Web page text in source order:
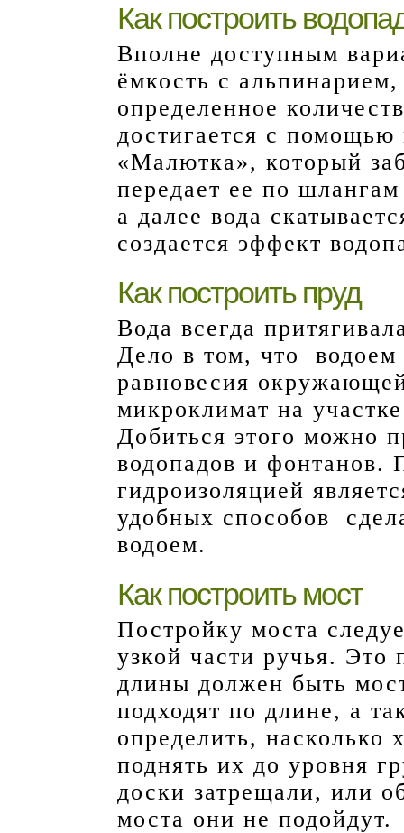
Как построить
Вполне доступным
ёмкость с
определенное
достигается с
«Малютка», который
передает ее по
а далее вода
создается эффект
Как построить пруд
Вода всегда
Дело в том, что водоем
равновесия
микроклимат на
Добиться этого можно
водопадов и фонтанов.
гидроизоляцией
удобных способов
водоем.
Как построить мост
Постройку моста
узкой части ручья. Это
длины должен быть
подходят по длине, а
определить, насколько
поднять их до уровня
доски затрещали, или
моста они не подойдут.